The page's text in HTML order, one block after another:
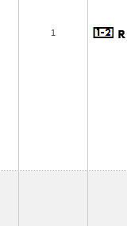
1